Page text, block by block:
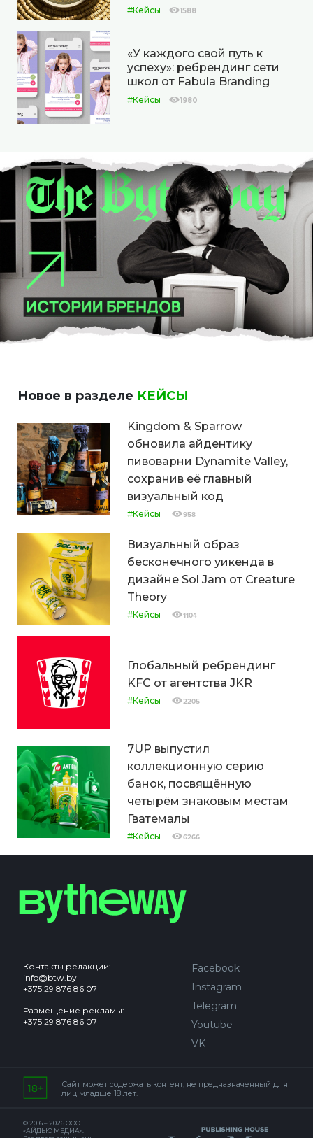
#Кейсы 1588
«У каждого свой путь к
успеху»: ребрендинг сети
школ от Fabula Branding
#Кейсы 1980
Новое в разделе КЕЙСЫ
Kingdom & Sparrow
обновила айдентику
пивоварни Dynamite Valley,
сохранив её главный
визуальный код
#Кейсы 958
Визуальный образ
бесконечного уикенда в
дизайне Sol Jam от Creature
Theory
#Кейсы 1104
Глобальный ребрендинг
KFC от агентства JKR
#Кейсы 2205
7UP выпустил
коллекционную серию
банок, посвящённую
четырём знаковым местам
Гватемалы
#Кейсы 6266
Контакты редакции:
info@btw.by
+375 29 876 86 07
Размещение рекламы:
+375 29 876 86 07
Facebook
Instagram
Telegram
Youtube
VK
Сайт может содержать контент, не предназначенный для
лиц младше 18 лет.
© 2016 – 2026 ООО
«АЙДЬЮ МЕДИА».